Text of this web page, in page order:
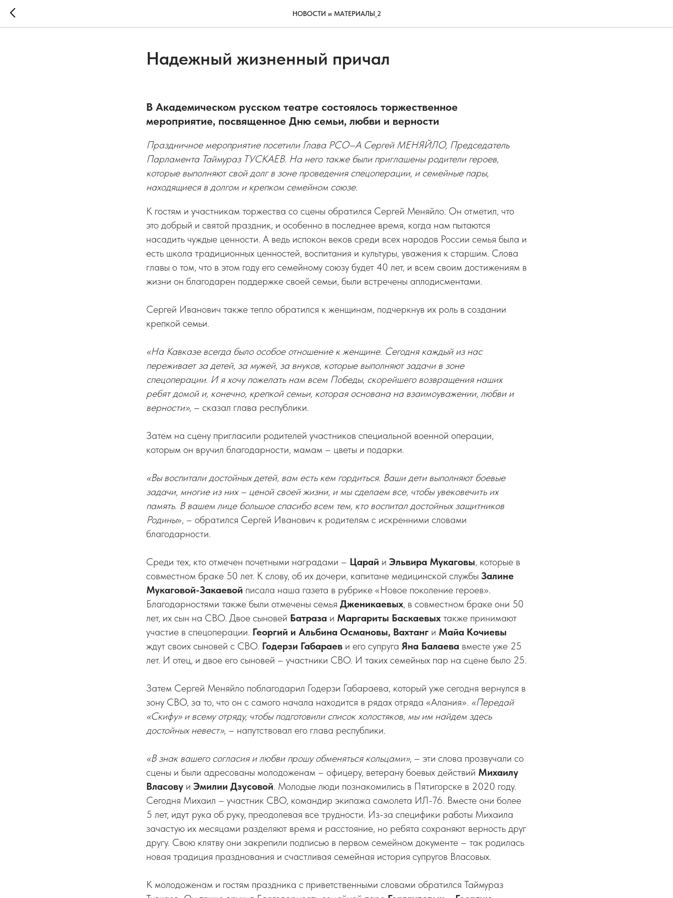
НОВОСТИ и МАТЕРИАЛЫ_2
Надежный жизненный причал
В Академическом русском театре состоялось торжественное
мероприятие, посвященное Дню семьи, любви и верности
Праздничное мероприятие посетили Глава РСО–А Сергей МЕНЯЙЛО, Председатель
Парламента Таймураз ТУСКАЕВ. На него также были приглашены родители героев,
которые выполняют свой долг в зоне проведения спецоперации, и семейные пары,
находящиеся в долгом и крепком семейном союзе.
К гостям и участникам торжества со сцены обратился Сергей Меняйло. Он отметил, что
это добрый и святой праздник, и особенно в последнее время, когда нам пытаются
насадить чуждые ценности. А ведь испокон веков среди всех народов России семья была и
есть школа традиционных ценностей, воспитания и культуры, уважения к старшим. Слова
главы о том, что в этом году его семейному союзу будет 40 лет, и всем своим достижениям в
жизни он благодарен поддержке своей семьи, были встречены аплодисментами.
Сергей Иванович также тепло обратился к женщинам, подчеркнув их роль в создании
крепкой семьи.
«На Кавказе всегда было особое отношение к женщине. Сегодня каждый из нас
переживает за детей, за мужей, за внуков, которые выполняют задачи в зоне
спецоперации. И я хочу пожелать нам всем Победы, скорейшего возвращения наших
ребят домой и, конечно, крепкой семьи, которая основана на взаимоуважении, любви и
верности», – сказал глава республики.
Затем на сцену пригласили родителей участников специальной военной операции,
которым он вручил благодарности, мамам – цветы и подарки.
«Вы воспитали достойных детей, вам есть кем гордиться. Ваши дети выполняют боевые
задачи, многие из них – ценой своей жизни, и мы сделаем все, чтобы увековечить их
память. В вашем лице большое спасибо всем тем, кто воспитал достойных защитников
Родины», – обратился Сергей Иванович к родителям с искренними словами
благодарности.
Среди тех, кто отмечен почетными наградами – Царай и Эльвира Мукаговы, которые в
совместном браке 50 лет. К слову, об их дочери, капитане медицинской службы Залине
Мукаговой-Закаевой писала наша газета в рубрике «Новое поколение героев».
Благодарностями также были отмечены семья Дженикаевых, в совместном браке они 50
лет, их сын на СВО. Двое сыновей Батраза и Маргариты Баскаевых также принимают
участие в спецоперации. Георгий и Альбина Османовы, Вахтанг и Майа Кочиевы
ждут своих сыновей с СВО. Годерзи Габараев и его супруга Яна Балаева вместе уже 25
лет. И отец, и двое его сыновей – участники СВО. И таких семейных пар на сцене было 25.
Затем Сергей Меняйло поблагодарил Годерзи Габараева, который уже сегодня вернулся в
зону СВО, за то, что он с самого начала находится в рядах отряда «Алания». «Передай
«Скифу» и всему отряду, чтобы подготовили список холостяков, мы им найдем здесь
достойных невест», – напутствовал его глава республики.
«В знак вашего согласия и любви прошу обменяться кольцами», – эти слова прозвучали со
сцены и были адресованы молодоженам – офицеру, ветерану боевых действий Михаилу
Власову и Эмилии Дзусовой. Молодые люди познакомились в Пятигорске в 2020 году.
Сегодня Михаил – участник СВО, командир экипажа самолета ИЛ-76. Вместе они более
5 лет, идут рука об руку, преодолевая все трудности. Из-за специфики работы Михаила
зачастую их месяцами разделяют время и расстояние, но ребята сохраняют верность друг
другу. Свою клятву они закрепили подписью в первом семейном документе – так родилась
новая традиция празднования и счастливая семейная история супругов Власовых.
К молодоженам и гостям праздника с приветственными словами обратился Таймураз